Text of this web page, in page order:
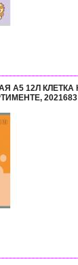
А5 12Л КЛЕТКА
2021683